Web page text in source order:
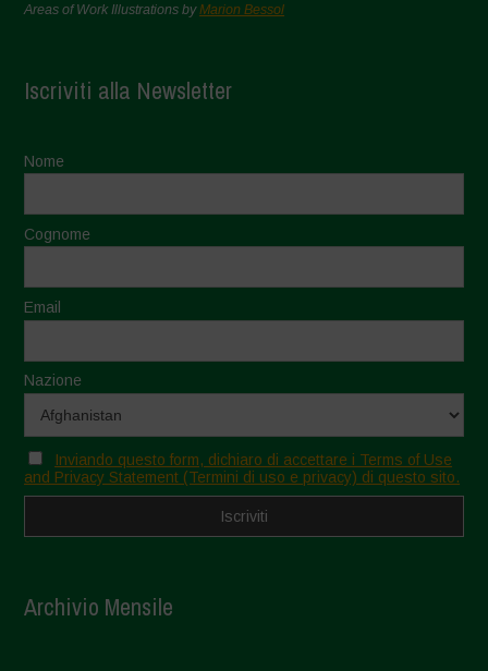
Areas of Work Illustrations byMarion Bessol
Iscriviti alla Newsletter
Nome
Cognome
Email
Nazione
Inviando questo form, dichiaro di accettare i Terms of Use
and Privacy Statement (Termini di uso e privacy) di questo sito.
Archivio Mensile